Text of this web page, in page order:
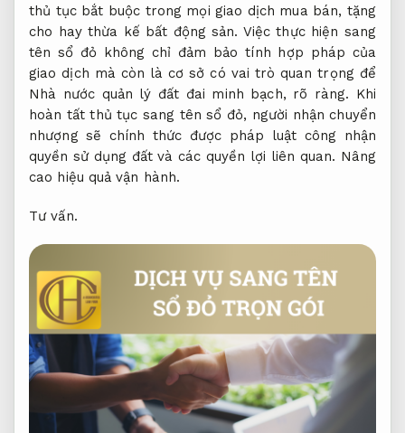
thủ tục bắt buộc trong mọi giao dịch mua bán, tặng
cho hay thừa kế bất động sản. Việc thực hiện sang
tên sổ đỏ không chỉ đảm bảo tính hợp pháp của
giao dịch mà còn là cơ sở có vai trò quan trọng để
Nhà nước quản lý đất đai minh bạch, rõ ràng. Khi
hoàn tất thủ tục sang tên sổ đỏ, người nhận chuyển
nhượng sẽ chính thức được pháp luật công nhận
quyền sử dụng đất và các quyền lợi liên quan. Nâng
cao hiệu quả vận hành.
Tư vấn.